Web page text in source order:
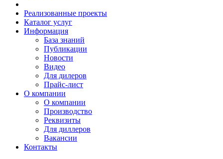
Реализованные проекты
Каталог услуг
Информация
База знаний
Публикации
Новости
Видео
Для дилеров
Прайс-лист
О компании
О компании
Производство
Реквизиты
Для диллеров
Вакансии
Контакты